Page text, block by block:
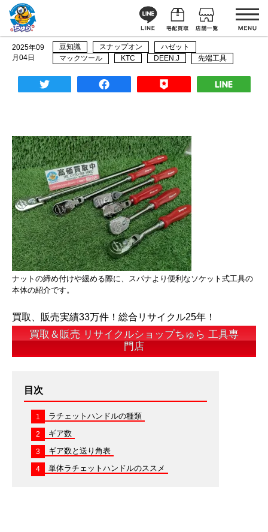
ラチェットハンドルの種類
2025年09
月04日
豆知識 スナップオン
ハゼット
マックツール
KTC DEEN.J 先端工具
ナットの締め付けや緩める際に、スパナより便利なソケット式工具の
本体の紹介です。
買取、販売実績33万件！総合リサイクル25年！
買取＆販売 リサイクルショップちゅら 工具専
門店
目次
1 ラチェットハンドルの種類
2 ギア数
3 ギア数と送り角表
4 単体ラチェットハンドルのススメ